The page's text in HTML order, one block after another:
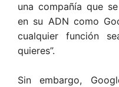
una compañía que
en su ADN como
cualquier función
quieres”.
Sin embargo,